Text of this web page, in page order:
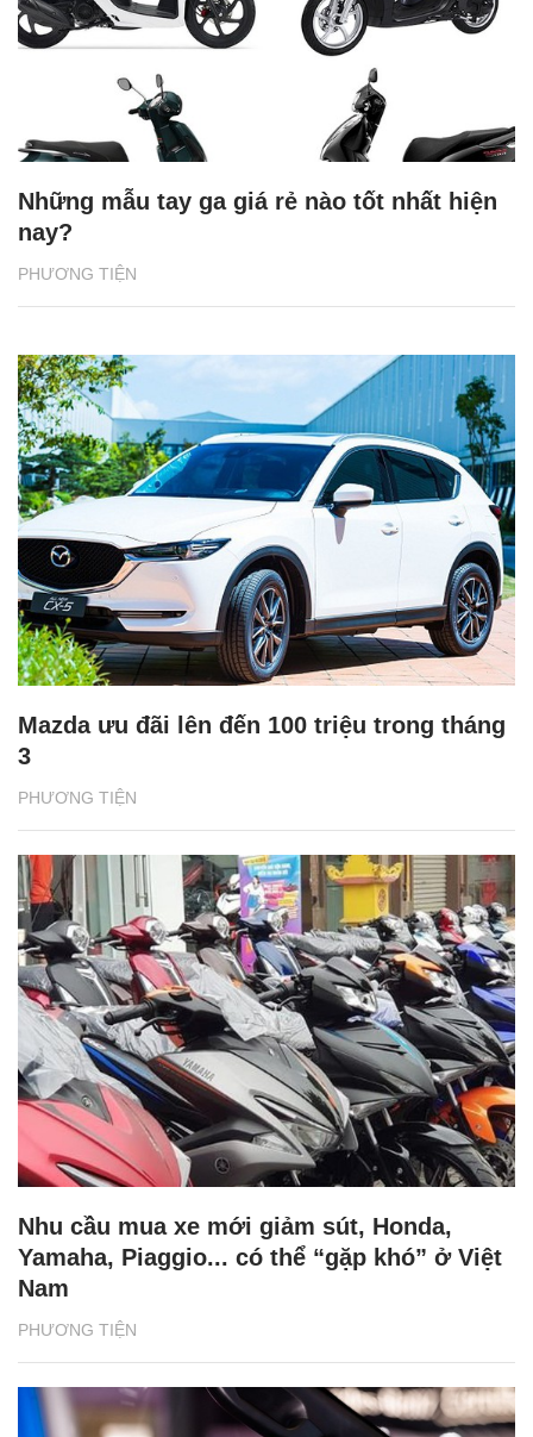
PHƯƠNG TIỆN
Những mẫu tay ga giá rẻ nào tốt nhất hiện
nay?
PHƯƠNG TIỆN
Mazda ưu đãi lên đến 100 triệu trong tháng
3
PHƯƠNG TIỆN
Nhu cầu mua xe mới giảm sút, Honda,
Yamaha, Piaggio... có thể “gặp khó” ở Việt
Nam